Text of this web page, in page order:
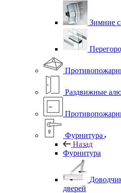
Зимние
Раздвижные
Фурнитура
Назад
Фурнитура
дверей